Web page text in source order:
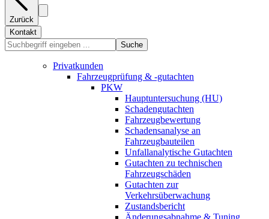
Zurück
Kontakt
Suche
Privatkunden
Fahrzeugprüfung & -gutachten
PKW
Hauptuntersuchung (HU)
Schadengutachten
Fahrzeugbewertung
Schadensanalyse an
Fahrzeugbauteilen
Unfallanalytische Gutachten
Gutachten zu technischen
Fahrzeugschäden
Gutachten zur
Verkehrsüberwachung
Zustandsbericht
Änderungsabnahme & Tuning